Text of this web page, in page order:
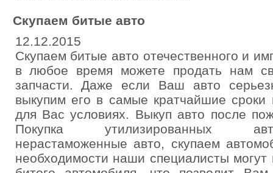
Скупаем битые авто
12.12.2015
Скупаем битые авто отечественного и
в любое время можете продать нам
запчасти. Даже если Ваш авто
выкупим его в самые кратчайшие
для Вас условиях. Выкуп авто после
Покупка утилизированных
нерастаможенные авто, скупаем
необходимости наши специалисты могут